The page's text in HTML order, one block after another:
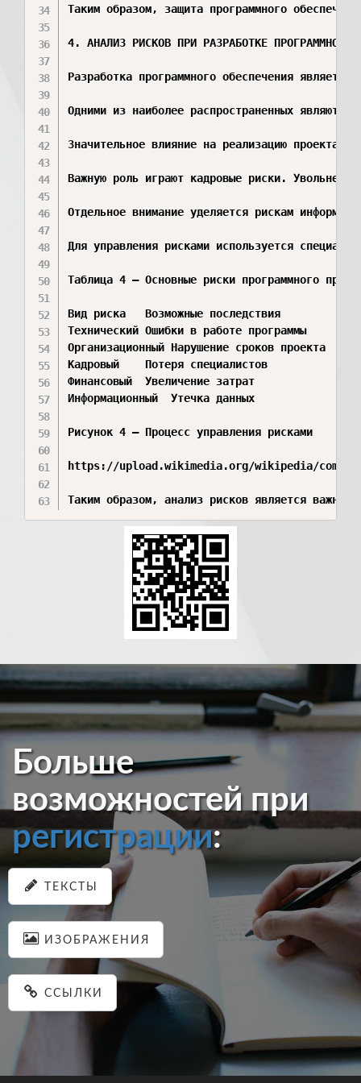
Таким образом, защита программного
4. АНАЛИЗ РИСКОВ ПРИ РАЗРАБОТКЕ ПРОГРАММНОГО
Разработка программного обеспечения
Одними из наиболее распространенных
Значительное влияние на реализацию проекта
Важную роль играют кадровые риски.
Отдельное внимание уделяется рискам
Для управления рисками используется
Таблица 4 – Основные риски программного
Вид риска	Возможные последствия
Технический	Ошибки в работе программы
Организационный	Нарушение сроков проекта
Кадровый	Потеря специалистов
Финансовый	Увеличение затрат
Информационный	Утечка данных
Рисунок 4 – Процесс управления рисками
https://upload.wikimedia.org/wikipedia/
Таким образом, анализ рисков является важной
Больше
возможностей при
регистрации:
ТЕКСТЫ
ИЗОБРАЖЕНИЯ
ССЫЛКИ